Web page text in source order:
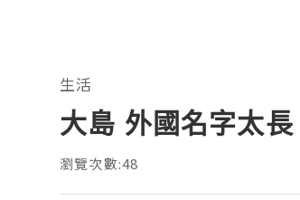
生活
大島 外國名字太
瀏覽次數:48